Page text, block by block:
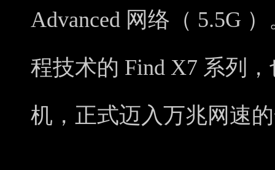
Advanced 网络（ 5.5G
程技术的 Find X7 系列
机，正式迈入万兆网速